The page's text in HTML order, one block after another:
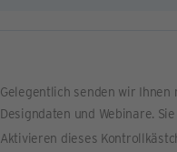
Gelegentlich senden wir Ihnen
Designdaten und Webinare.
Aktivieren dieses